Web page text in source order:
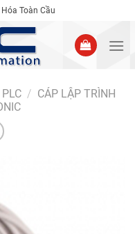
Toàn Cầu
/ CÁP LẬP TRÌNH